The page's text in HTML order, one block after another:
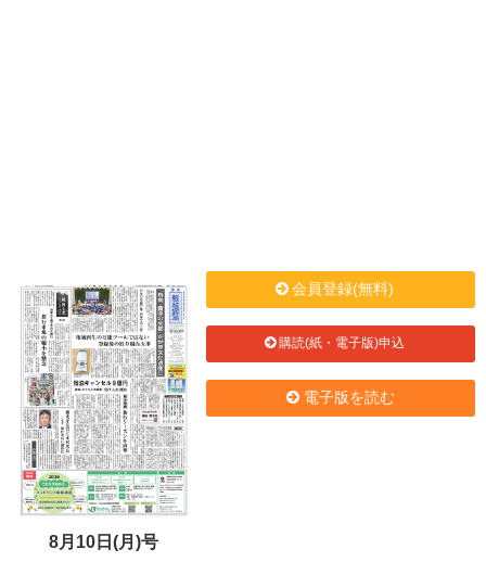
8月10日(月)号
会員登録(無料)
購読(紙・電子版)申込
電子版を読む